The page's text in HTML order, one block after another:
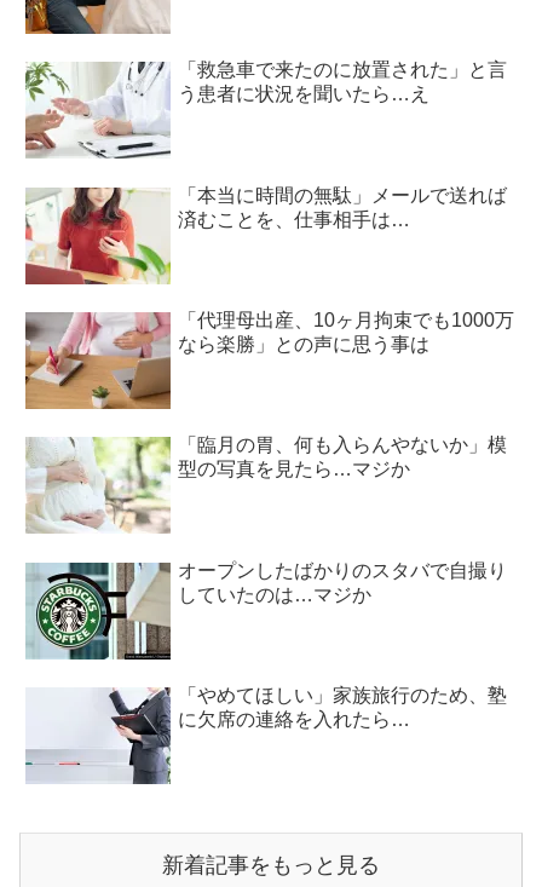
「救急車で来たのに放置された」と言
う患者に状況を聞いたら…え
「本当に時間の無駄」メールで送れば
済むことを、仕事相手は…
「代理母出産、10ヶ月拘束でも1000万
なら楽勝」との声に思う事は
「臨月の胃、何も入らんやないか」模
型の写真を見たら…マジか
オープンしたばかりのスタバで自撮り
していたのは…マジか
「やめてほしい」家族旅行のため、塾
に欠席の連絡を入れたら…
新着記事をもっと見る